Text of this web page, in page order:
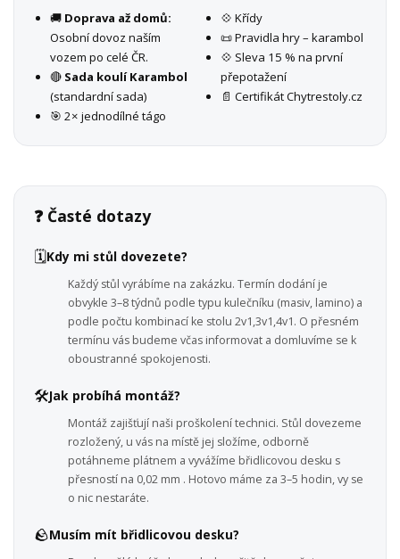
🚚 Doprava až domů:
Osobní dovoz naším
vozem po celé ČR.
🔴 Sada koulí Karambol
(standardní sada)
🎯 2× jednodílné tágo
💠 Křídy
📜 Pravidla hry – karambol
💠 Sleva 15 % na první
přepotažení
📄 Certifikát Chytrestoly.cz
❓ Časté dotazy
🗓️Kdy mi stůl dovezete?
Každý stůl vyrábíme na zakázku. Termín dodání je
obvykle 3–8 týdnů podle typu kulečníku (masiv, lamino) a
podle počtu kombinací ke stolu 2v1,3v1,4v1. O přesném
termínu vás budeme včas informovat a domluvíme se k
oboustranné spokojenosti.
🛠️Jak probíhá montáž?
Montáž zajišťují naši proškolení technici. Stůl dovezeme
rozložený, u vás na místě jej složíme, odborně
potáhneme plátnem a vyvážíme břidlicovou desku s
přesností na 0,02 mm . Hotovo máme za 3–5 hodin, vy se
o nic nestaráte.
🪨Musím mít břidlicovou desku?